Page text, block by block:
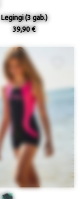
Legingi (3 gab.)
39,90 €